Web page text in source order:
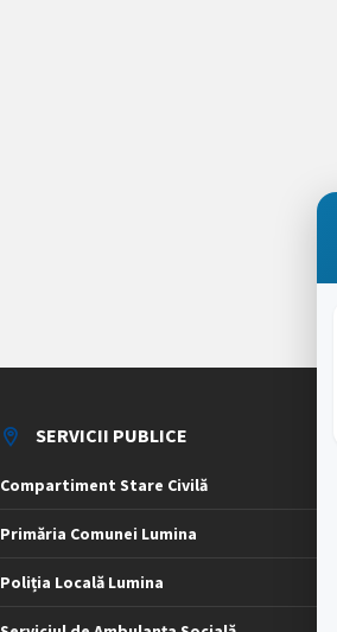
SERVICII PUBLICE
Compartiment Stare Civilă
Primăria Comunei Lumina
Poliția Locală Lumina